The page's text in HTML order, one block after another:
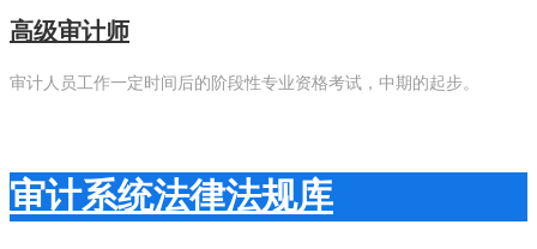
高级审计师
审计人员工作一定时间后的阶段性专业资格考试，中期的起步。
审计系统法律法规库